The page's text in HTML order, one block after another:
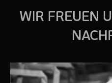
WIR FREUEN